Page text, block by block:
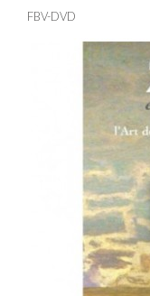
FBV-DVD